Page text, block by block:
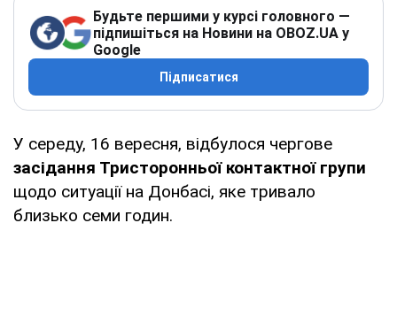
Будьте першими у курсі головного —
підпишіться на Новини на OBOZ.UA у
Google
Підписатися
У середу, 16 вересня, відбулося чергове
засідання Тристоронньої контактної групи
щодо ситуації на Донбасі, яке тривало
близько семи годин.